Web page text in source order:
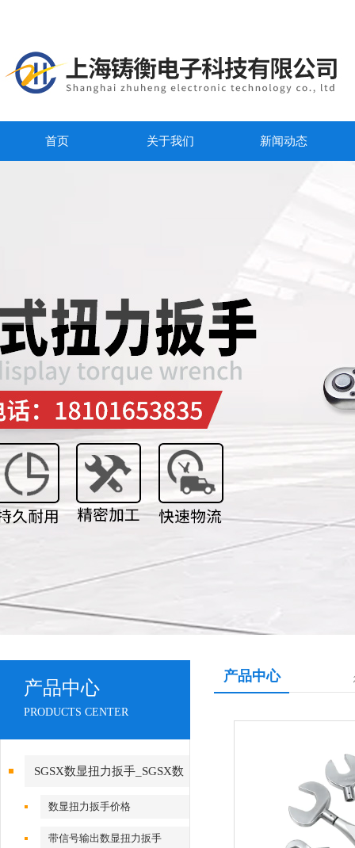
首页 关于我们 新闻动态
产品中心
PRODUCTS CENTER
SGSX数显扭力扳手_SGSX数
显扭力扳手
数显扭力扳手价格
带信号输出数显扭力扳手
产品中心